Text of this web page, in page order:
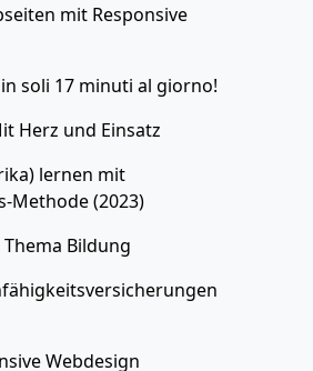
mit Responsive
soli 17 minuti al giorno!
Herz und Einsatz
lernen mit
Methode (2023)
Bildung
Webdesign